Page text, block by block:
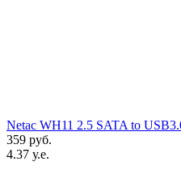
Netac WH11 2.5 SATA to
359 руб.
4.37 у.е.